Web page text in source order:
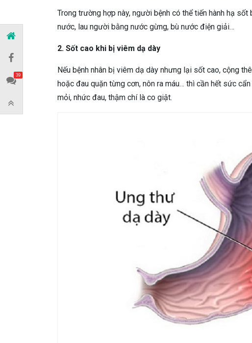
Trong trường hợp này, người bệnh có thể tiến hành hạ
nước, lau người bằng nước gừng, bù nước điện giải…
2. Sốt cao khi bị viêm dạ dày
Nếu bệnh nhân bị viêm dạ dày nhưng lại sốt cao, cộng
hoặc đau quặn từng cơn, nôn ra máu… thì cần hết sức
mỏi, nhức đau, thậm chí là co giật.
39